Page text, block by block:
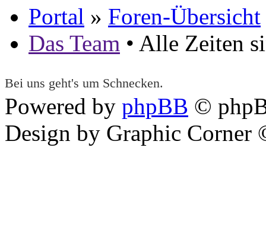
Portal » Foren-Übersicht
Das Team • Alle Zeiten
Bei uns geht's um Schnecken.
Powered by phpBB ©
Design by Graphic Corner